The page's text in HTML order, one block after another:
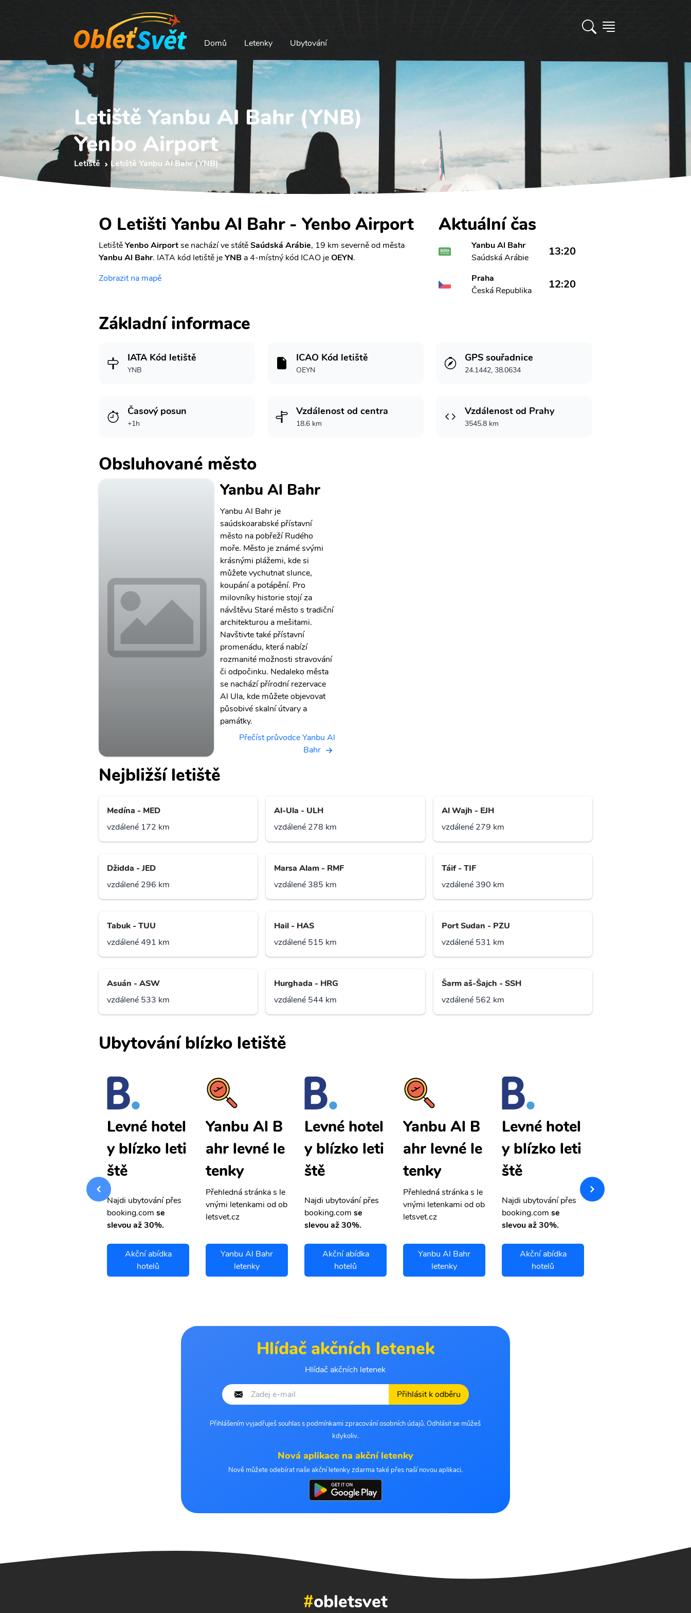
Domů Letenky Ubytování
Letiště Yanbu Al Bahr (YNB)
Yenbo Airport
Letiště Letiště Yanbu Al Bahr (YNB)
O Letišti Yanbu Al Bahr - Yenbo Airport
LetištěYenbo Airportse nachází ve státěSaúdská Arábie, 19 km severně od města
Yanbu Al Bahr. IATA kód letiště jeYNB a 4-místný kód ICAO jeOEYN.
Zobrazit na mapě
Aktuální čas
Yanbu Al Bahr
Saúdská Arábie
13:20
Praha
Česká Republika
12:20
Základní informace
IATA Kód letiště
YNB
ICAO Kód letiště
OEYN
GPS souřadnice
24.1442, 38.0634
Časový posun
+1h
Vzdálenost od centra
18.6 km
Vzdálenost od Prahy
3545.8 km
Obsluhované město
Yanbu Al Bahr
Yanbu Al Bahr je
saúdskoarabské přístavní
město na pobřeží Rudého
moře. Město je známé svými
krásnými plážemi, kde si
můžete vychutnat slunce,
koupání a potápění. Pro
milovníky historie stojí za
návštěvu Staré město s tradiční
architekturou a mešitami.
Navštivte také přístavní
promenádu, která nabízí
rozmanité možnosti stravování
či odpočinku. Nedaleko města
se nachází přírodní rezervace
Al Ula, kde můžete objevovat
působivé skalní útvary a
památky.
Přečíst průvodce Yanbu Al
Bahr
Nejbližší letiště
Medína - MED
vzdálené 172 km
Al-Ula - ULH
vzdálené 278 km
Al Wajh - EJH
vzdálené 279 km
Džidda - JED
vzdálené 296 km
Marsa Alam - RMF
vzdálené 385 km
Táif - TIF
vzdálené 390 km
Tabuk - TUU
vzdálené 491 km
Hail - HAS
vzdálené 515 km
Port Sudan - PZU
vzdálené 531 km
Asuán - ASW
vzdálené 533 km
Hurghada - HRG
vzdálené 544 km
Šarm aš-Šajch - SSH
vzdálené 562 km
Ubytování blízko letiště
Přehledná stránka s le
Levné hotel
y blízko leti
ště
Najdi ubytování přes
booking.com se
slevou až 30%.
Akční abídka
hotelů
Yanbu Al B
ahr levné le
tenky
Přehledná stránka s le
vnými letenkami od ob
letsvet.cz
Yanbu Al Bahr
letenky
Levné hotel
y blízko leti
ště
Najdi ubytování přes
booking.com se
slevou až 30%.
Akční abídka
hotelů
Yanbu Al B
ahr levné le
tenky
Přehledná stránka s le
vnými letenkami od ob
letsvet.cz
Yanbu Al Bahr
letenky
Levné hotel
y blízko leti
ště
Najdi ubytování přes
booking.com se
slevou až 30%.
Akční abídka
hotelů
Přehledná stránka s le
Hlídač akčních letenek
Hlídač akčních letenek
Přihlásit k odběru
Přihlášením vyjadřuješ souhlas s podmínkami zpracování osobních údajů. Odhlásit se můžeš
kdykoliv.
Nová aplikace na akční letenky
Nově můžete odebírat naše akční letenky zdarma také přes naší novou aplikaci.
#obletsvet